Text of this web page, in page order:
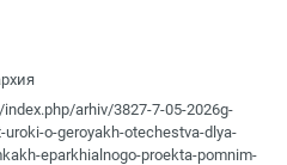
arhiv/3827-7-05-2026g-
o-geroyakh-otechestva-dlya-
eparkhialnogo-proekta-pomnim-